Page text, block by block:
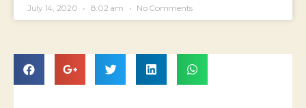
July 14, 2020 8:02 am No Comments